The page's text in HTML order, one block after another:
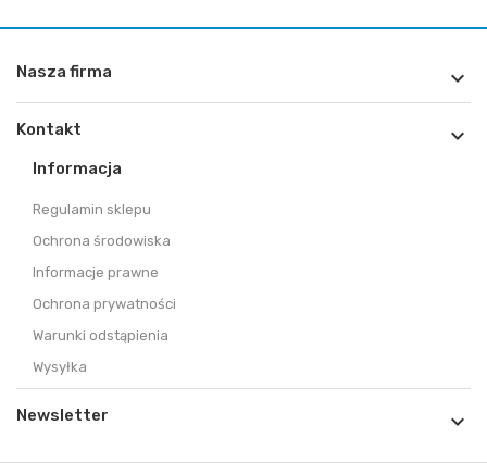
Nasza firma 
Kontakt 
Informacja
Regulamin sklepu
Ochrona środowiska
Informacje prawne
Ochrona prywatności
Warunki odstąpienia
Wysyłka
Newsletter 